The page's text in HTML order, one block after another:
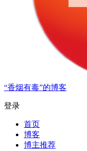
“香烟有毒”的博客
登录
首页
博客
博主推荐